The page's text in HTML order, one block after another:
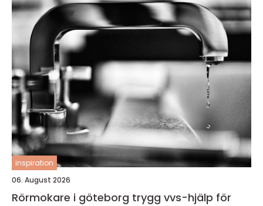
inspiration
06. August 2026
Rörmokare i göteborg trygg vvs-hjälp för